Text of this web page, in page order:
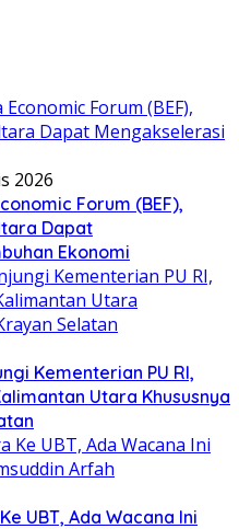
2026
Forum (BEF),
Dapat
Ekonomi
Kementerian PU RI,
Utara Khususnya
UBT, Ada Wacana Ini